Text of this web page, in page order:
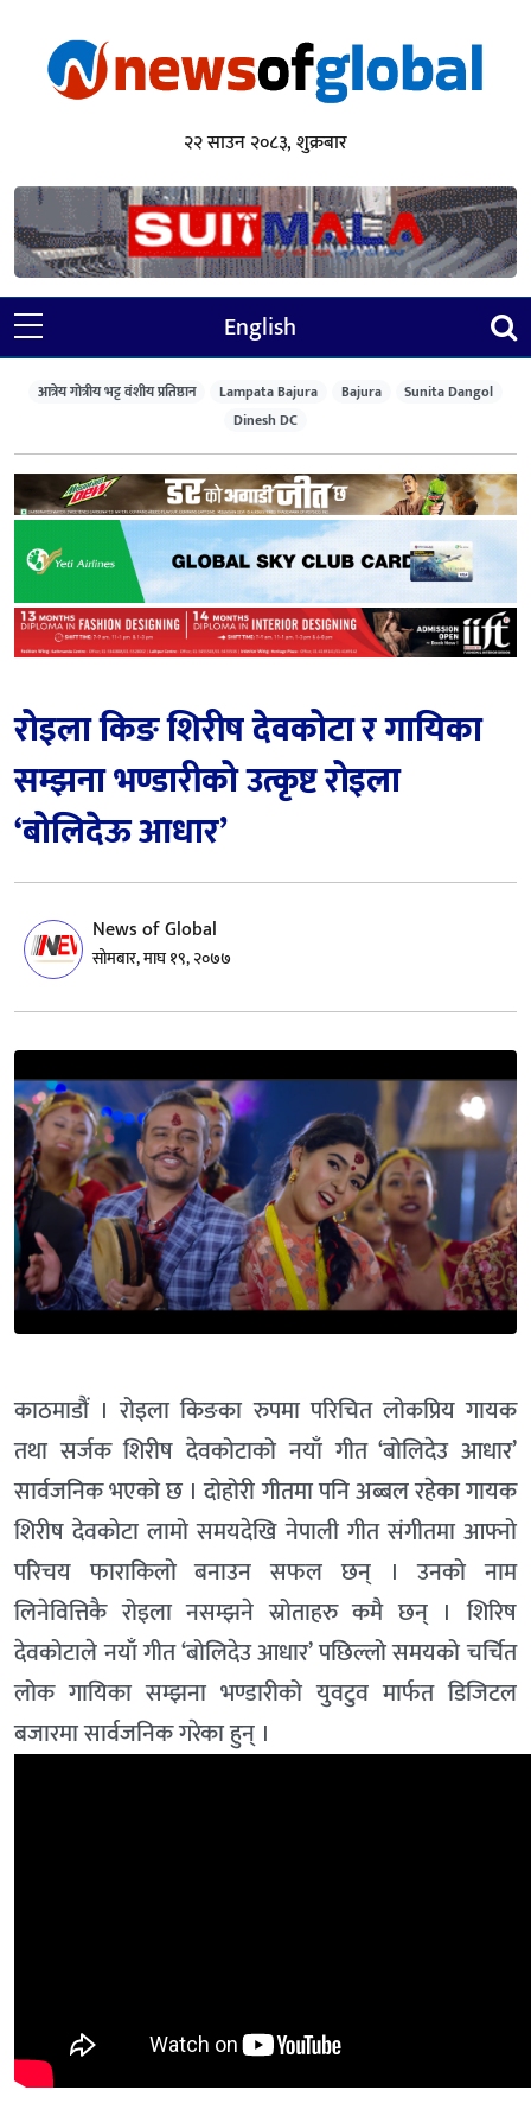
२२ साउन २०८३, शुक्रबार
English
आत्रेय गोत्रीय भट्ट वंशीय प्रतिष्ठान Lampata Bajura Bajura
Sunita Dangol
Dinesh DC
रोइला किङ शिरीष देवकोटा र गायिका
सम्झना भण्डारीको उत्कृष्ट रोइला
‘बोलिदेऊ आधार’
News of Global
सोमबार, माघ १९, २०७७
काठमाडौं । रोइला किङका रुपमा परिचित लोकप्रिय गायक
तथा सर्जक शिरीष देवकोटाको नयाँ गीत ‘बोलिदेउ आधार’
सार्वजनिक भएको छ । दोहोरी गीतमा पनि अब्बल रहेका गायक
शिरीष देवकोटा लामो समयदेखि नेपाली गीत संगीतमा आफ्नो
परिचय फाराकिलो बनाउन सफल छन् । उनको नाम
लिनेवित्तिकै रोइला नसम्झने स्रोताहरु कमै छन् । शिरिष
देवकोटाले नयाँ गीत ‘बोलिदेउ आधार’ पछिल्लो समयको चर्चित
लोक गायिका सम्झना भण्डारीको युवटुव मार्फत डिजिटल
बजारमा सार्वजनिक गरेका हुन् ।